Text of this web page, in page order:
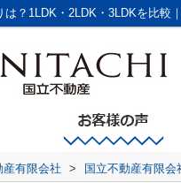
？1LDK・2LDK・3LDKを比較
産有限会社 > 国立不動産有限